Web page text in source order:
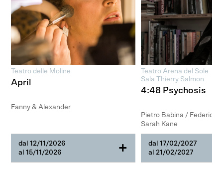
Teatro delle Moline
April
Fanny & Alexander
dal 12/11/2026
al 15/11/2026
+
Teatro Arena del Sole
Sala Thierry Salmon
4:48 Psychosis
Pietro Babina / Federica
Sarah Kane
dal 17/02/2027
al 21/02/2027